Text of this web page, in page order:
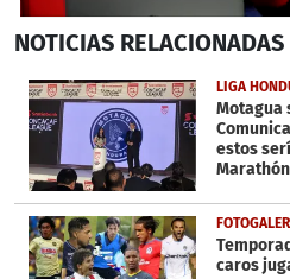
seconds
4
minutes,
53
seconds
NOTICIAS RELACIONADAS
LIGA
Motagua
estos
Marathón
caros